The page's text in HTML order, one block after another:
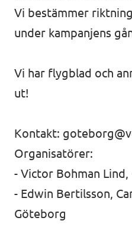
Vi bestämmer
under kampanjens
Vi har flygblad och
ut!
Kontakt:
Organisatörer:
- Victor Bohman Lind,
- Edwin Bertilsson,
Göteborg